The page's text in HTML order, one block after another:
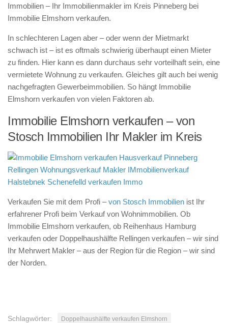
Immobilien – Ihr Immobilienmakler im Kreis Pinneberg bei
Immobilie Elmshorn verkaufen.
In schlechteren Lagen aber – oder wenn der Mietmarkt
schwach ist – ist es oftmals schwierig überhaupt einen Mieter
zu finden. Hier kann es dann durchaus sehr vorteilhaft sein, eine
vermietete Wohnung zu verkaufen. Gleiches gilt auch bei wenig
nachgefragten Gewerbeimmobilien. So hängt Immobilie
Elmshorn verkaufen von vielen Faktoren ab.
Immobilie Elmshorn verkaufen – von
Stosch Immobilien Ihr Makler im Kreis
Verkaufen Sie mit dem Profi –von Stosch Immobilien ist Ihr
erfahrener Profi beim Verkauf von Wohnimmobilien. Ob
Immobilie Elmshorn verkaufen, ob Reihenhaus Hamburg
verkaufen oder Doppelhaushälfte Rellingen verkaufen – wir sind
Ihr Mehrwert Makler – aus der Region für die Region – wir sind
der Norden.
Schlagwörter:
Doppelhaushälfte verkaufen Elmshorn